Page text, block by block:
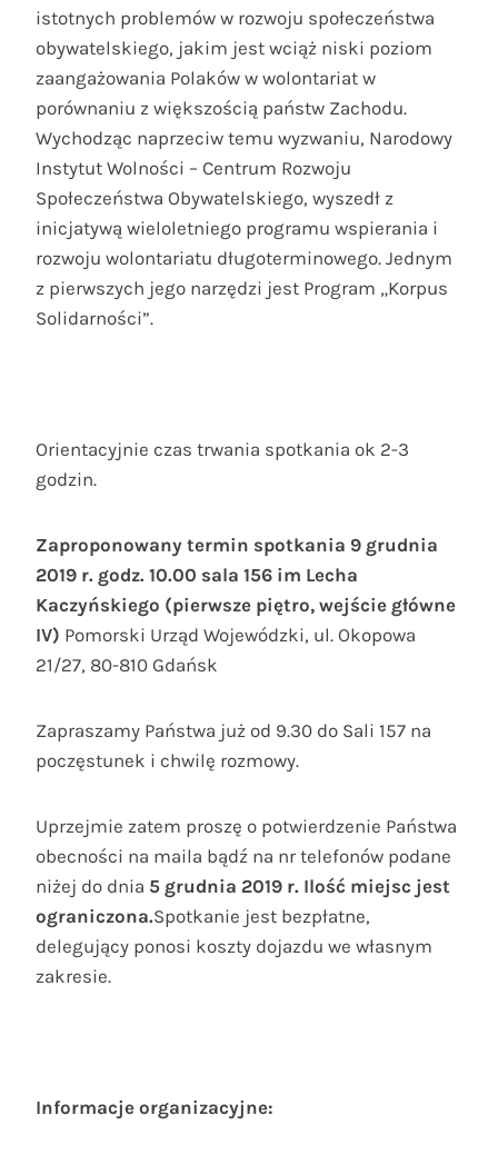
istotnych problemów w rozwoju społeczeństwa
obywatelskiego, jakim jest wciąż niski poziom
zaangażowania Polaków w wolontariat w
porównaniu z większością państw Zachodu.
Wychodząc naprzeciw temu wyzwaniu, Narodowy
Instytut Wolności – Centrum Rozwoju
Społeczeństwa Obywatelskiego, wyszedł z
inicjatywą wieloletniego programu wspierania i
rozwoju wolontariatu długoterminowego. Jednym
z pierwszych jego narzędzi jest Program „Korpus
Solidarności”.
Orientacyjnie czas trwania spotkania ok 2-3
godzin.
Zaproponowany termin spotkania 9 grudnia
2019 r. godz. 10.00 sala 156 im Lecha
Kaczyńskiego (pierwsze piętro, wejście główne
IV) Pomorski Urząd Wojewódzki, ul. Okopowa
21/27, 80-810 Gdańsk
Zapraszamy Państwa już od 9.30 do Sali 157 na
poczęstunek i chwilę rozmowy.
Uprzejmie zatem proszę o potwierdzenie Państwa
obecności na maila bądź na nr telefonów podane
niżej do dnia 5 grudnia 2019 r. Ilość miejsc jest
ograniczona.Spotkanie jest bezpłatne,
delegujący ponosi koszty dojazdu we własnym
zakresie.
Informacje organizacyjne: